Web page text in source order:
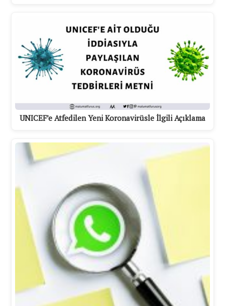
UNICEF’e Atfedilen Yeni Koronavirüsle İlgili Açıklama